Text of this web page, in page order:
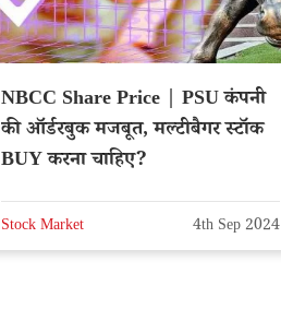
NBCC Share Price | PSU कंपनी
की ऑर्डरबुक मजबूत, मल्टीबैगर स्टॉक
BUY करना चाहिए?
Stock Market 4th Sep 2024